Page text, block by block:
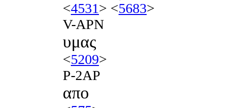
<4531> <5683>
V-APN
υμας
<5209>
P-2AP
απο